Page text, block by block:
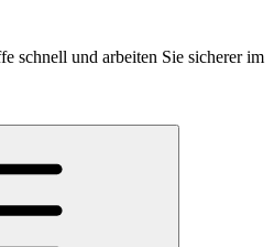
schnell und arbeiten Sie sicherer im